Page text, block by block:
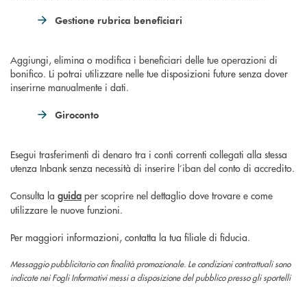
Gestione rubrica beneficiari
Aggiungi, elimina o modifica i beneficiari delle tue operazioni di
bonifico. Li potrai utilizzare nelle tue disposizioni future senza dover
inserirne manualmente i dati.
Giroconto
Esegui trasferimenti di denaro tra i conti correnti collegati alla stessa
utenza Inbank senza necessità di inserire l’iban del conto di accredito.
Consulta la guida per scoprire nel dettaglio dove trovare e come
utilizzare le nuove funzioni.
Per maggiori informazioni, contatta la tua filiale di fiducia.
Messaggio pubblicitario con finalità promozionale. Le condizioni contrattuali sono
indicate nei Fogli Informativi messi a disposizione del pubblico presso gli sportelli